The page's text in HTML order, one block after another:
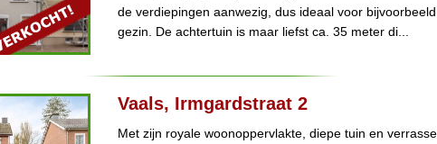
de verdiepingen aanwezig, dus ideaal voor
gezin. De achtertuin is maar liefst ca. 35 meter di...
Vaals, Irmgardstraat 2
Met zijn royale woonoppervlakte, diepe tuin en